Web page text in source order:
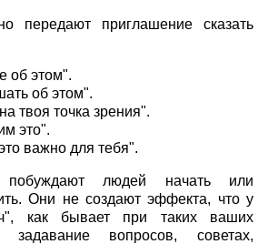
передают приглашение сказать
об этом".
об этом".
твоя точка зрения".
это".
важно для тебя".
людей начать или
Они не создают эффекта, что у
как бывает при таких ваших
задавание вопросов, советах,